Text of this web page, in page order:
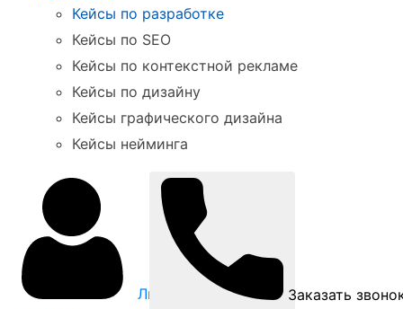
Кейсы по разработке
Кейсы по SEO
Кейсы по контекстной рекламе
Кейсы по дизайну
Кейсы графического дизайна
Кейсы нейминга
Личный кабинет Заказать